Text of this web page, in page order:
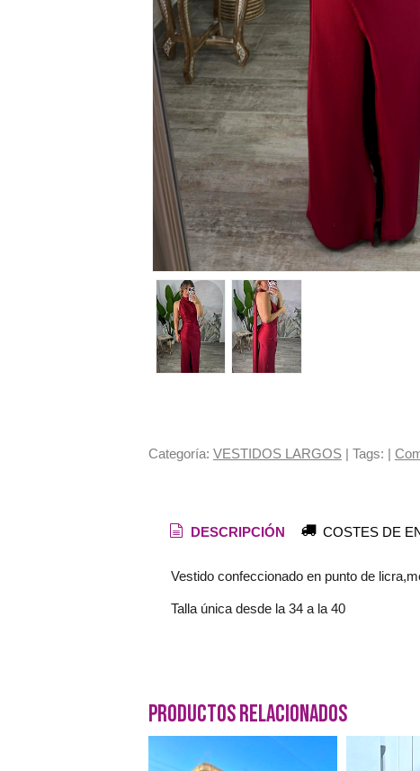
Categoría: VESTIDOS LARGOS| Tags: |
DESCRIPCIÓN COSTES DE
Vestido confeccionado en punto de
Talla única desde la 34 a la 40
Productos Relacionados